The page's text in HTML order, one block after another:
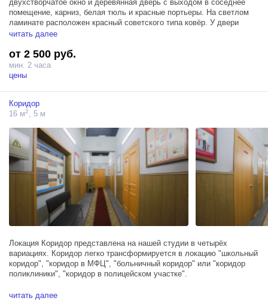
двухстворчатое окно и деревянная дверь с выходом в соседнее
помещение, карниз, белая тюль и красные портьеры. На светлом
ламинате расположен красный советского типа ковёр. У двери
крючки для верхней одежды.
тумба с телевизором, проигрыватель с радио, секретер. На стенах
фотографии в рамочках и часы с кукушкой, книжная полка, книги,
игрушки, посуда, настольная лампа, виниловый проигрыватель.
читать далее
от 2 500 руб.
мин. 2 часа
цены
Коридор
16 м2 , 5 м
Локация Коридор представлена на нашей студии в четырёх
вариациях. Коридор легко трансформируется в локацию "школьный
коридор", "коридор в МФЦ", "больничный коридор" или "коридор
поликлиники", "коридор в полицейском участке".
В коридоре серый линолеум, светлые стены с деревянными
читать далее